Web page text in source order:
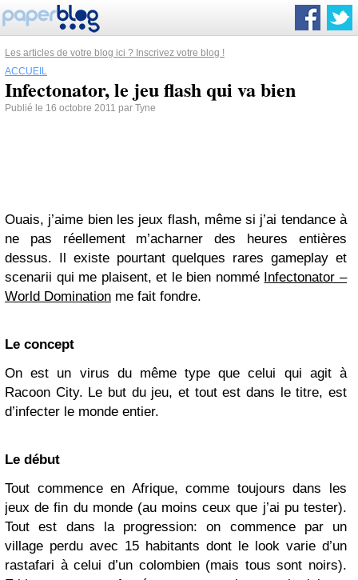
Les articles de votre blog ici ? Inscrivez votre blog !
ACCUEIL
Infectonator, le jeu flash qui va bien
Publié le 16 octobre 2011 par Tyne
Ouais, j’aime bien les jeux flash, même si j’ai tendance à
ne pas réellement m’acharner des heures entières
dessus. Il existe pourtant quelques rares gameplay et
scenarii qui me plaisent, et le bien nommé Infectonator –
World Domination me fait fondre.
Le concept
On est un virus du même type que celui qui agit à
Racoon City. Le but du jeu, et tout est dans le titre, est
d’infecter le monde entier.
Le début
Tout commence en Afrique, comme toujours dans les
jeux de fin du monde (au moins ceux que j’ai pu tester).
Tout est dans la progression: on commence par un
village perdu avec 15 habitants dont le look varie d’un
rastafari à celui d’un colombien (mais tous sont noirs).